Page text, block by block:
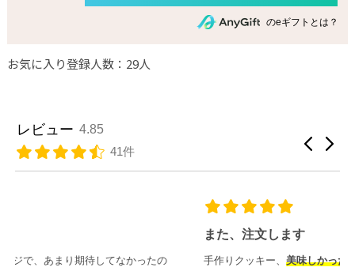
のeギフトとは？
お気に入り登録人数：29人
レビュー 4.85
41件
手作りクッキー、美味しかったです